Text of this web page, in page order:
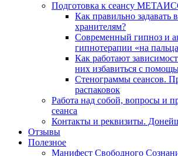
Подготовка к сеансу
Как правильно
хранителям?
Современный гипноз и
гипнотерапии «на
Как работают
них избавиться с
Стенограммы сеансов.
распаковок
Работа над собой, вопросы и
сеанса
Контакты и реквизиты.
Отзывы
Полезное
Манифест Свободного